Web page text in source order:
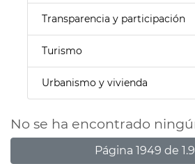
Transparencia y participación
Turismo
Urbanismo y vivienda
No se ha encontrado
Página 1949 de